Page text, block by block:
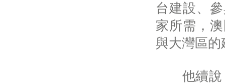
台建設、
家所需，
與大灣區
他續說，